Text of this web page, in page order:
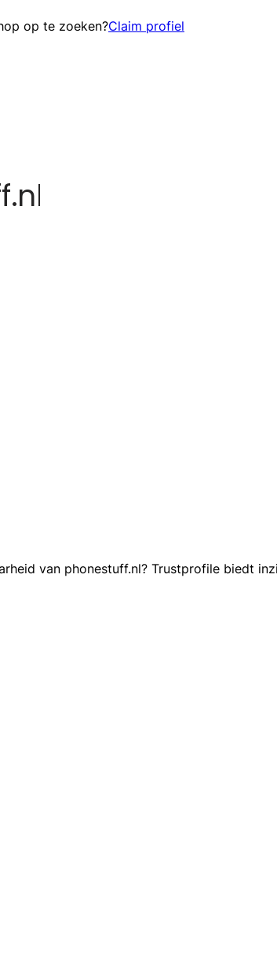
op te zoeken?Claim profiel
van phonestuff.nl? Trustprofile biedt